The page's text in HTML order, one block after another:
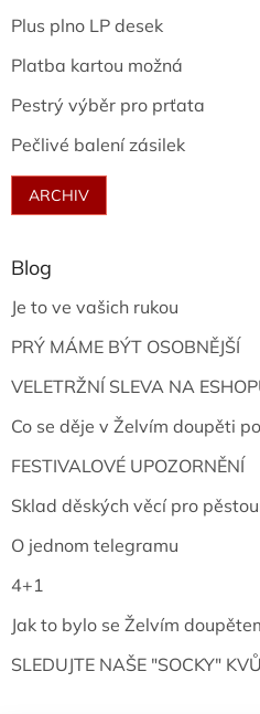
Plus plno LP desek
Platba kartou možná
Pestrý výběr pro prťata
Pečlivé balení zásilek
ARCHIV
Blog
Je to ve vašich rukou
PRÝ MÁME BÝT OSOBNĚJŠÍ
VELETRŽNÍ SLEVA NA
Co se děje v Želvím doupěti
FESTIVALOVÉ UPOZORNĚNÍ
Sklad děských věcí pro
O jednom telegramu
4+1
Jak to bylo se Želvím
SLEDUJTE NAŠE "SOCKY"